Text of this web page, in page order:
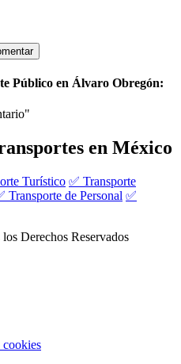
Público en Álvaro Obregón:
en México
Turístico ✅ Transporte
Transporte de Personal ✅
Derechos Reservados